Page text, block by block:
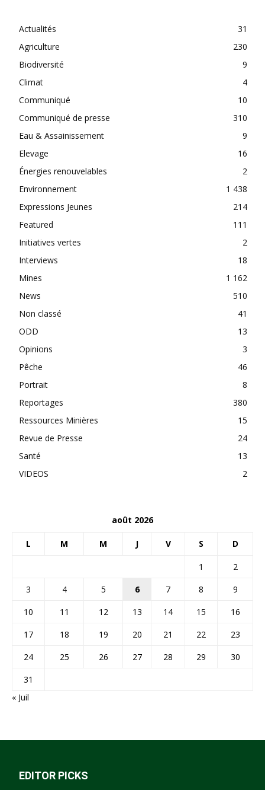
Actualités
31
Agriculture
230
Biodiversité
9
Climat
4
Communiqué
10
Communiqué de presse
310
Eau & Assainissement
9
Elevage
16
Énergies renouvelables
2
Environnement
1 438
Expressions Jeunes
214
Featured
111
Initiatives vertes
2
Interviews
18
Mines
1 162
News
510
Non classé
41
ODD
13
Opinions
3
Pêche
46
Portrait
8
Reportages
380
Ressources Minières
15
Revue de Presse
24
Santé
13
VIDEOS
2
août 2026
L M M J V S D
1
2
3
4 5 6 7 8
9
10
11 12 13 14 15
16
17
18 19 20 21 22
23
24
25 26 27 28 29
30
31
« Juil
EDITOR PICKS